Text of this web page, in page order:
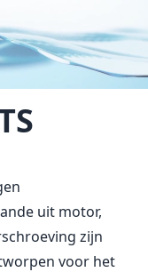
uit motor,
zijn
voor het